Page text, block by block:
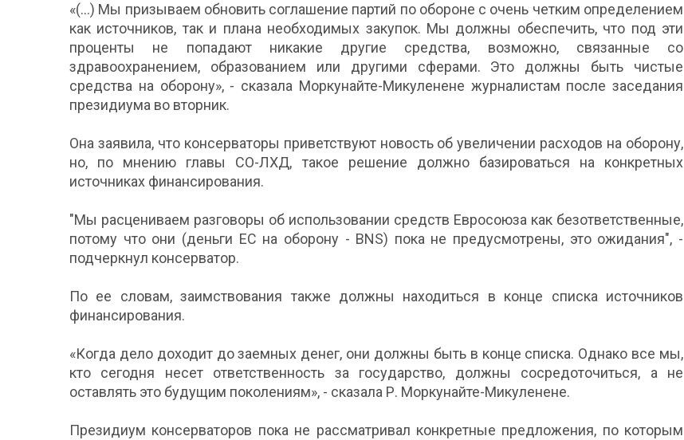
«(...) Мы призываем обновить соглашение партий по обороне с очень четким определением
как источников, так и плана необходимых закупок. Мы должны обеспечить, что под эти
проценты не попадают никакие другие средства, возможно, связанные со
здравоохранением, образованием или другими сферами. Это должны быть чистые
средства на оборону», - сказала Моркунайте-Микуленене журналистам после заседания
президиума во вторник.
Она заявила, что консерваторы приветствуют новость об увеличении расходов на оборону,
но, по мнению главы СО-ЛХД, такое решение должно базироваться на конкретных
источниках финансирования.
"Мы расцениваем разговоры об использовании средств Евросоюза как безответственные,
потому что они (деньги ЕС на оборону - BNS) пока не предусмотрены, это ожидания", -
подчеркнул консерватор.
По ее словам, заимствования также должны находиться в конце списка источников
финансирования.
«Когда дело доходит до заемных денег, они должны быть в конце списка. Однако все мы,
кто сегодня несет ответственность за государство, должны сосредоточиться, а не
оставлять это будущим поколениям», - сказала Р. Моркунайте-Микуленене.
Президиум консерваторов пока не рассматривал конкретные предложения, по которым